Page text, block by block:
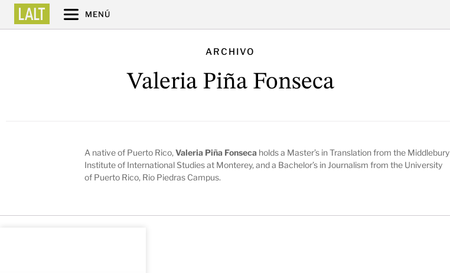
MENÚ
ARCHIVO
Valeria Piña Fonseca
A native of Puerto Rico,Valeria Piña Fonseca holds a Master’s in Translation from the Middlebury
Institute of International Studies at Monterey, and a Bachelor’s in Journalism from the University
of Puerto Rico, Rio Piedras Campus.